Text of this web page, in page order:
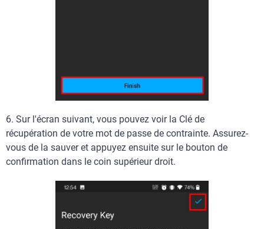
6. Sur l'écran suivant, vous pouvez voir la Clé de
récupération de votre mot de passe de contrainte. Assurez-
vous de la sauver et appuyez ensuite sur le bouton de
confirmation dans le coin supérieur droit.